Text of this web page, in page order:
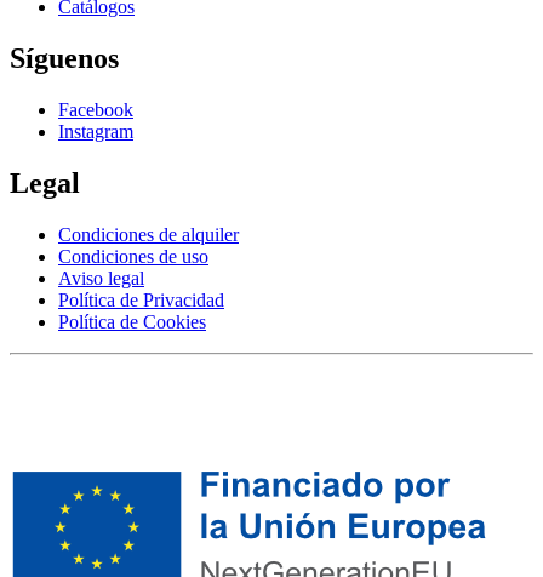
Catálogos
Síguenos
Facebook
Instagram
Legal
Condiciones de alquiler
Condiciones de uso
Aviso legal
Política de Privacidad
Política de Cookies